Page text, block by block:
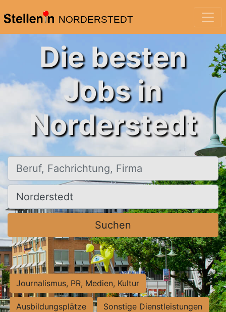
NORDERSTEDT
Die besten
Jobs in
Norderstedt
Beruf, Fachrichtung, Firma
Ort, Stadt
Suchen
Journalismus, PR, Medien, Kultur
Ausbildungsplätze Sonstige Dienstleistungen